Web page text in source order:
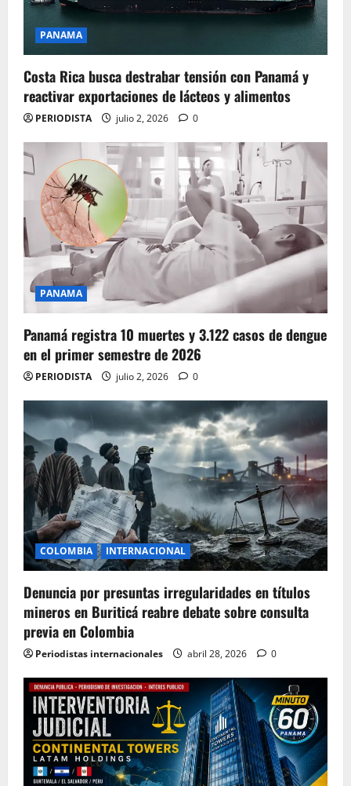
PANAMA
Costa Rica busca destrabar tensión con Panamá y
reactivar exportaciones de lácteos y alimentos
PERIODISTA julio 2, 2026 0
PANAMA
Panamá registra 10 muertes y 3.122 casos de dengue
en el primer semestre de 2026
PERIODISTA julio 2, 2026 0
COLOMBIA INTERNACIONAL
Denuncia por presuntas irregularidades en títulos
mineros en Buriticá reabre debate sobre consulta
previa en Colombia
Periodistas internacionales abril 28, 2026 0